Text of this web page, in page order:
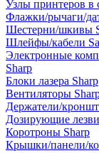
Узлы принтеров в
Флажки/рычаги/
Шестерни/шкивы
Шлейфы/кабели
Электронные
Sharp
Блоки лазера Sharp
Вентиляторы
Держатели/
Дозирующие
Коротроны Sharp
Крышки/панели/